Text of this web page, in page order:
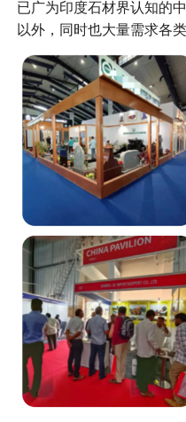
已广为印度石材界认知的
以外，同时也大量需求各